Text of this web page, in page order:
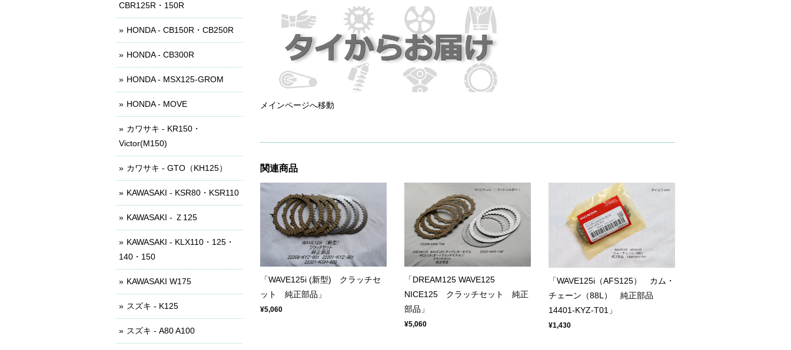
メインページへ移動
関連商品
「WAVE125i (新型) クラッチセ
ット 純正部品」
¥5,060
「DREAM125 WAVE125
NICE125 クラッチセット 純正
部品」
¥5,060
「WAVE125i（AFS125） カム・
チェーン（88L） 純正部品
14401-KYZ-T01」
¥1,430
CBR125R・150R
HONDA - CB150R・CB250R
HONDA - CB300R
HONDA - MSX125-GROM
HONDA - MOVE
カワサキ - KR150・
Victor(M150)
カワサキ - GTO（KH125）
KAWASAKI - KSR80・KSR110
KAWASAKI - Ｚ125
KAWASAKI - KLX110・125・
140・150
KAWASAKI W175
スズキ - K125
スズキ - A80 A100